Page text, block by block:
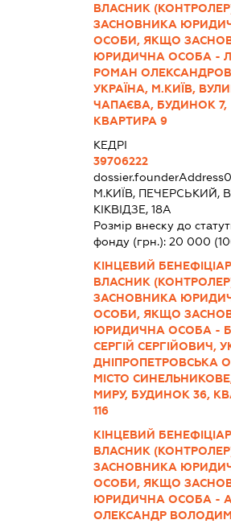
ВЛАСНИК
ЗАСНОВНИКА
ОСОБИ, ЯКЩО
ЮРИДИЧНА ОСОБА -
РОМАН
УКРАЇНА, М.КИЇВ,
ЧАПАЄВА, БУДИНОК 7,
КВАРТИРА 9
КЕДРІ
39706222
dossier.founderAddress
М.КИЇВ, ПЕЧЕРСЬКИЙ,
КІКВІДЗЕ, 18А
Розмір внеску до
фонду (грн.): 20 000
КІНЦЕВИЙ
ВЛАСНИК
ЗАСНОВНИКА
ОСОБИ, ЯКЩО
ЮРИДИЧНА ОСОБА -
СЕРГІЙ СЕРГІЙОВИЧ,
ДНІПРОПЕТРОВСЬКА
МІСТО
МИРУ, БУДИНОК 36,
116
КІНЦЕВИЙ
ВЛАСНИК
ЗАСНОВНИКА
ОСОБИ, ЯКЩО
ЮРИДИЧНА ОСОБА -
ОЛЕКСАНДР